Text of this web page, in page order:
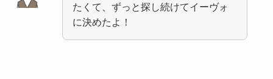
たくて、ずっと探し続けてイーヴォ
に決めたよ！